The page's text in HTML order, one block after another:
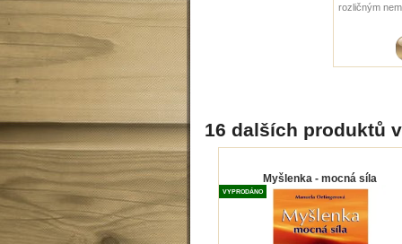
rozličným
16 dalších produktů
Myšlenka - mocná síla
VYPRODÁNO